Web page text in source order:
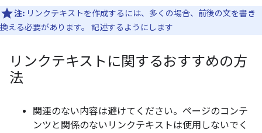
注: リンクテキストを作成するには、多くの場合、前後の文を書き
換える必要があります。 記述するようにします
リンクテキストに関するおすすめの方
法
関連のない内容は避けてください。ページのコンテ
ンツと関係のないリンクテキストは使用しないでく